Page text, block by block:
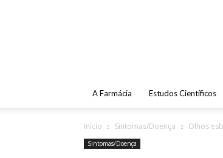
A Farmácia Estudos Científicos
Início Sintomas/Doença Olhos
Sintomas/Doença